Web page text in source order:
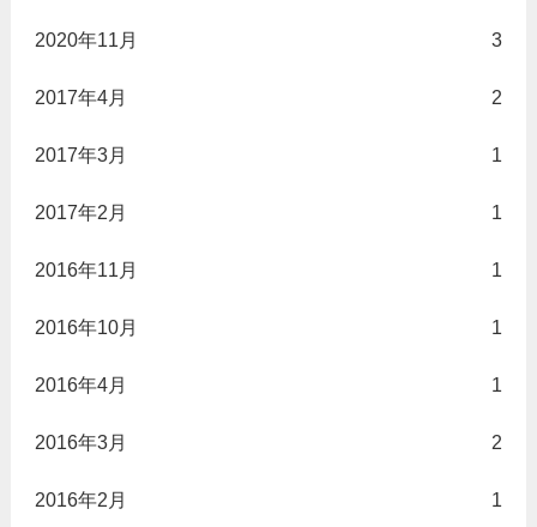
2020年11月 3
2017年4月 2
2017年3月 1
2017年2月 1
2016年11月 1
2016年10月 1
2016年4月 1
2016年3月 2
2016年2月 1